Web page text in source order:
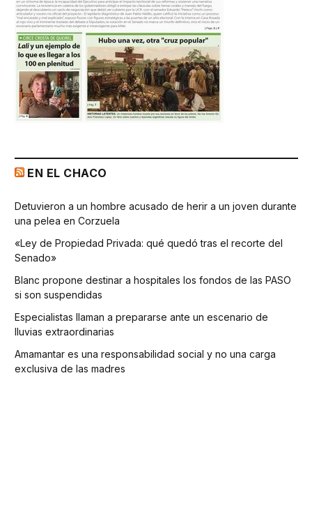
EN EL CHACO
Detuvieron a un hombre acusado de herir a un joven durante
una pelea en Corzuela
«Ley de Propiedad Privada: qué quedó tras el recorte del
Senado»
Blanc propone destinar a hospitales los fondos de las PASO
si son suspendidas
Especialistas llaman a prepararse ante un escenario de
lluvias extraordinarias
Amamantar es una responsabilidad social y no una carga
exclusiva de las madres